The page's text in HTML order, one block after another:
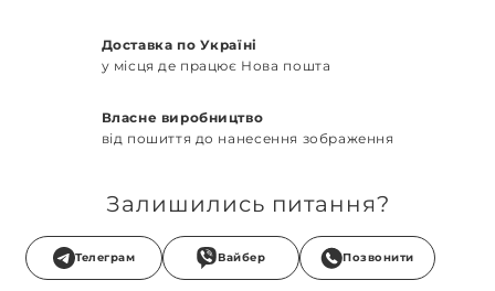
Доставка по Україні
у місця де працює Нова пошта
Власне виробництво
від пошиття до нанесення зображення
Залишились питання?
Телеграм Вайбер Позвонити